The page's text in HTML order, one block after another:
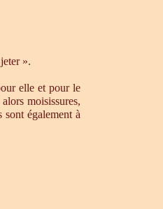
».
elle et pour le
moisissures,
sont également à